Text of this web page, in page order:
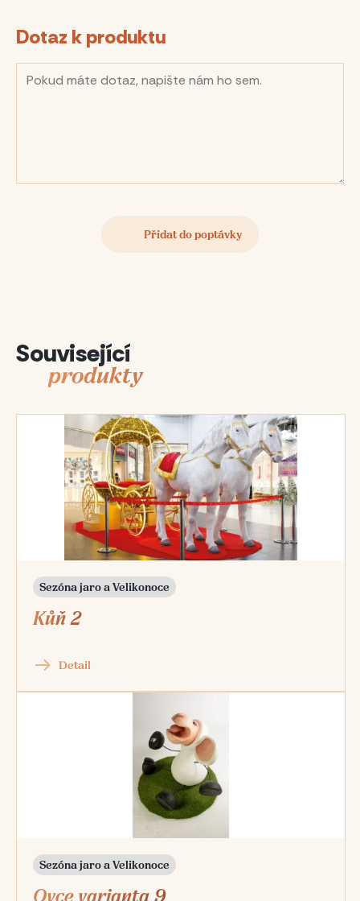
Dotaz k produktu
Související
produkty
Sezóna jaro a Velikonoce
Kůň 2
Detail
Sezóna jaro a Velikonoce